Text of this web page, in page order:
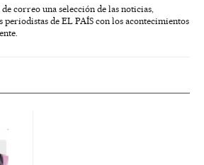
de correo una selección de las noticias,
periodistas de EL PAÍS con los acontecimientos